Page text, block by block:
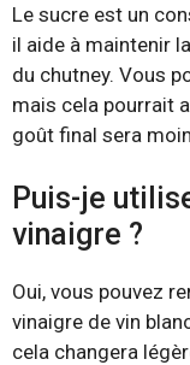
Le sucre est un
il aide à maintenir
du chutney. Vous
mais cela pourrait
goût final sera
Puis-je
vinaigre ?
Oui, vous pouvez
vinaigre de vin
cela changera